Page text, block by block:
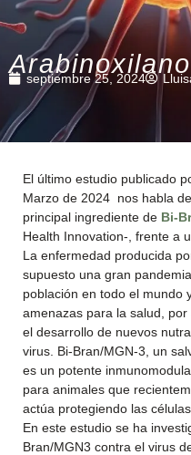
septiembre 25, 2024
El último estudio publicado
Marzo de 2024 nos habla
principal ingrediente de Bi-
Health Innovation-, frente a
La enfermedad producida
supuesto una gran
población en todo el mundo
amenazas para la salud,
el desarrollo de nuevos
virus. Bi-Bran/MGN-3, un
es un potente
para animales que
actúa protegiendo las
En este estudio se ha
Bran/MGN3 contra el virus